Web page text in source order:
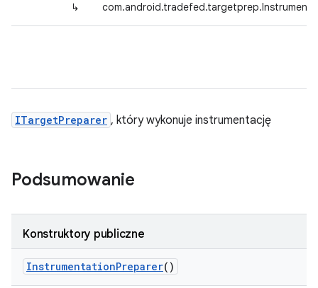
↳
ITargetPreparer , który wykonuje instrumentację
Podsumowanie
Konstruktory publiczne
InstrumentationPreparer()